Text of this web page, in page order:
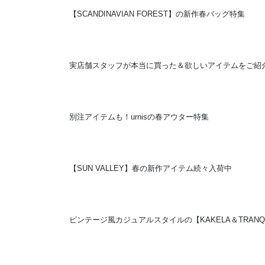
【SCANDINAVIAN FOREST】の新作春バッグ特集
実店舗スタッフが本当に買った＆欲しいアイテムをご紹
別注アイテムも！urnisの春アウター特集
【SUN VALLEY】春の新作アイテム続々入荷中
ビンテージ風カジュアルスタイルの【KAKELA＆